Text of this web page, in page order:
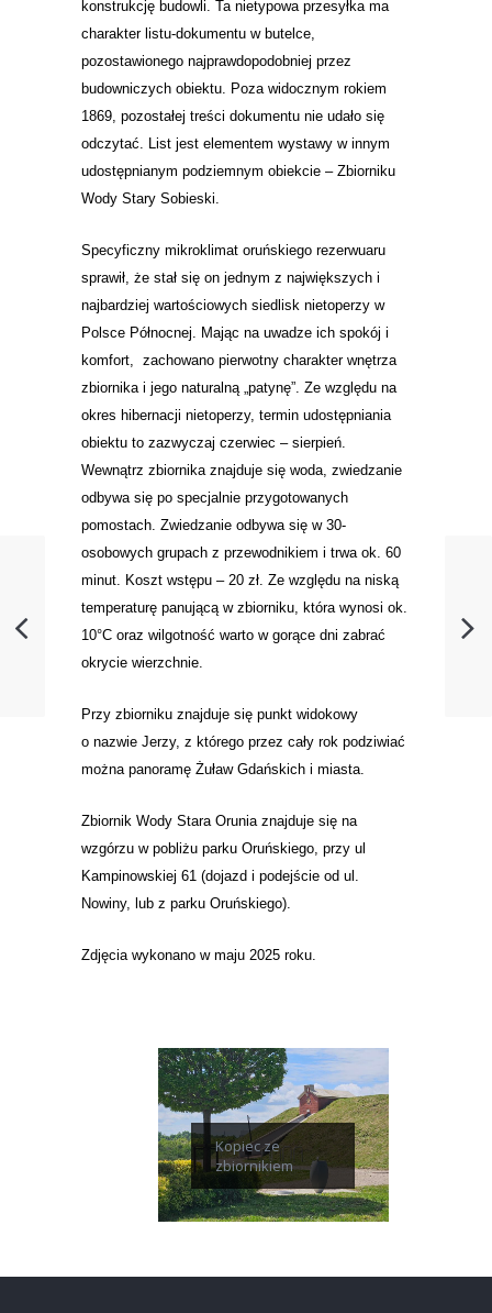
konstrukcję budowli. Ta nietypowa przesyłka ma
charakter listu-dokumentu w butelce,
pozostawionego najprawdopodobniej przez
budowniczych obiektu. Poza widocznym rokiem
1869, pozostałej treści dokumentu nie udało się
odczytać. List jest elementem wystawy w innym
udostępnianym podziemnym obiekcie – Zbiorniku
Wody Stary Sobieski.
Specyficzny mikroklimat oruńskiego rezerwuaru
sprawił, że stał się on jednym z największych i
najbardziej wartościowych siedlisk nietoperzy w
Polsce Północnej. Mając na uwadze ich spokój i
komfort, zachowano pierwotny charakter wnętrza
zbiornika i jego naturalną „patynę”. Ze względu na
okres hibernacji nietoperzy, termin udostępniania
obiektu to zazwyczaj czerwiec – sierpień.
Wewnątrz zbiornika znajduje się woda, zwiedzanie
odbywa się po specjalnie przygotowanych
pomostach. Zwiedzanie odbywa się w 30-
osobowych grupach z przewodnikiem i trwa ok. 60
minut. Koszt wstępu – 20 zł. Ze względu na niską
temperaturę panującą w zbiorniku, która wynosi ok.
10°C oraz wilgotność warto w gorące dni zabrać
okrycie wierzchnie.
Przy zbiorniku znajduje się punkt widokowy
o nazwie Jerzy, z którego przez cały rok podziwiać
można panoramę Żuław Gdańskich i miasta.
Zbiornik Wody Stara Orunia znajduje się na
wzgórzu w pobliżu parku Oruńskiego, przy ul
Kampinowskiej 61 (dojazd i podejście od ul.
Nowiny, lub z parku Oruńskiego).
Zdjęcia wykonano w maju 2025 roku.
Kopiec ze
zbiornikiem